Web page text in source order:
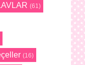
(61)
(16)